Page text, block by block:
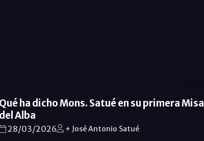
Qué ha dicho Mons. Satué en su primera Misa
del Alba
28/03/2026 + José Antonio Satué